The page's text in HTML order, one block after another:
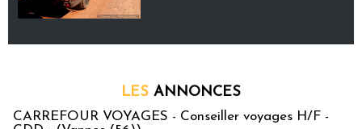
LES ANNONCES
CARREFOUR VOYAGES - Conseiller voyages H/F -